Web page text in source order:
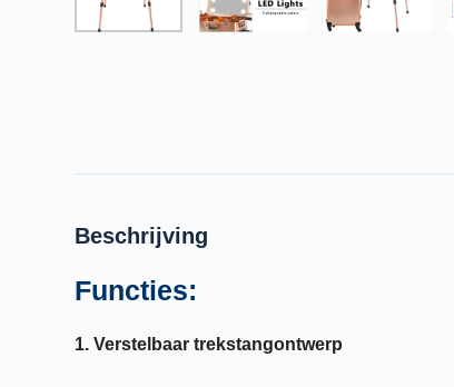
Beschrijving
Functies:
1. Verstelbaar trekstangontwerp